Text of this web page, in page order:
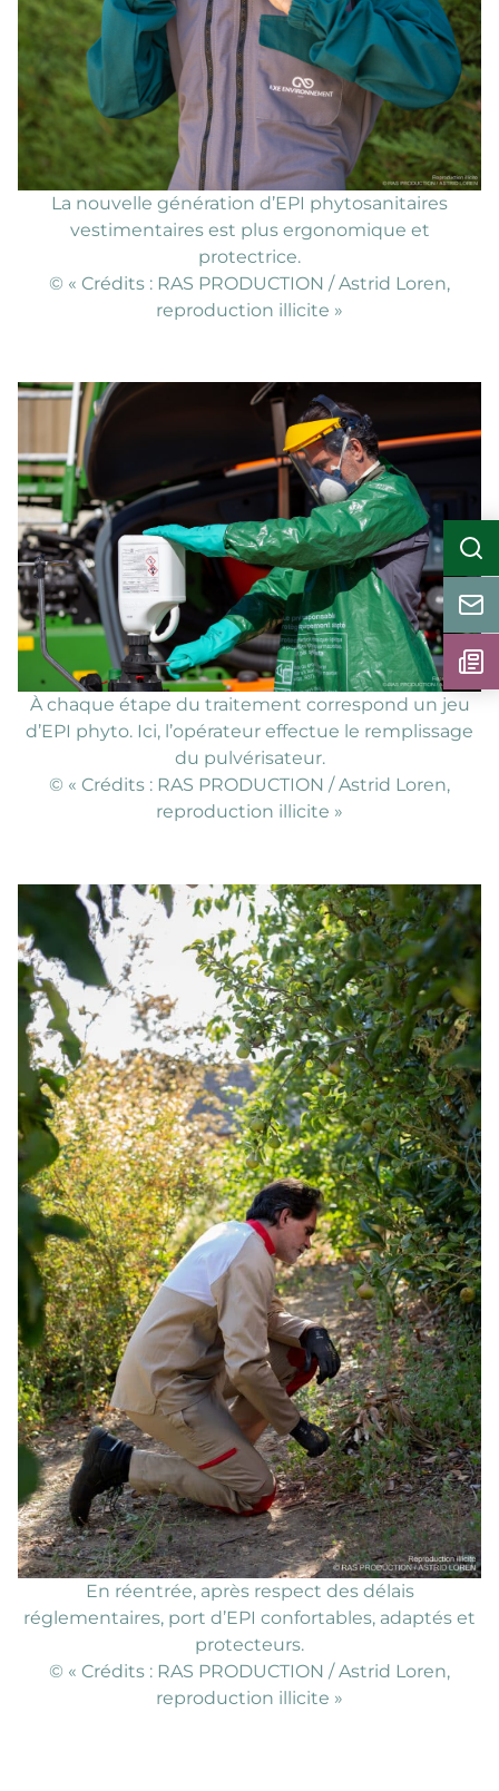
La nouvelle génération d’EPI phytosanitaires
vestimentaires est plus ergonomique et
protectrice.
©️ « Crédits : RAS PRODUCTION / Astrid Loren,
reproduction illicite »
À chaque étape du traitement correspond un jeu
d’EPI phyto. Ici, l’opérateur effectue le remplissage
du pulvérisateur.
©️ « Crédits : RAS PRODUCTION / Astrid Loren,
reproduction illicite »
En réentrée, après respect des délais
réglementaires, port d’EPI confortables, adaptés et
protecteurs.
©️ « Crédits : RAS PRODUCTION / Astrid Loren,
reproduction illicite »